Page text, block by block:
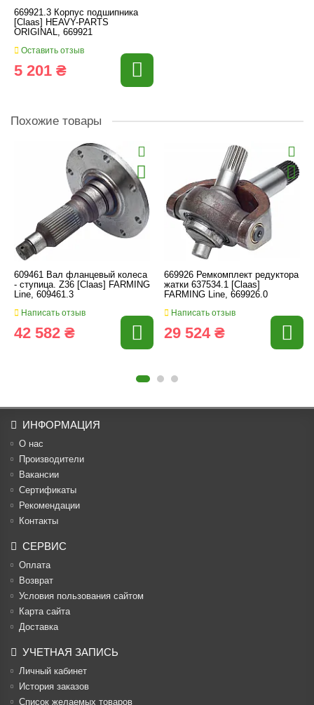
669921.3 Корпус подшипника
[Claas] HEAVY-PARTS
ORIGINAL, 669921
Оставить отзыв
5 201 ₴
Похожие товары
609461 Вал фланцевый колеса
- ступица. Z36 [Claas] FARMING
Line, 609461.3
Написать отзыв
42 582 ₴
669926 Ремкомплект редуктора
жатки 637534.1 [Claas]
FARMING Line, 669926.0
Написать отзыв
29 524 ₴
ИНФОРМАЦИЯ
О нас
Производители
Вакансии
Cертификаты
Рекомендации
Контакты
СЕРВИС
Оплата
Возврат
Условия пользования сайтом
Карта сайта
Доставка
УЧЕТНАЯ ЗАПИСЬ
Личный кабинет
История заказов
Список желаемых товаров